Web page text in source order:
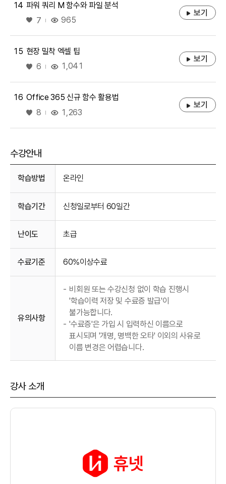
14 파워 쿼리 M 함수와 파일 분석
좋아요
7 965
보기
15 현장 밀착 엑셀 팁
좋아요
6 1,041
보기
16 Office 365 신규 함수 활용법
좋아요
8 1,263
보기
수강안내
학습방법 온라인
학습기간 신청일로부터 60일간
난이도 초급
수료기준 60%이상수료
유의사항
- 비회원 또는 수강신청 없이 학습 진행시
'학습이력 저장 및 수료증 발급'이
불가능합니다.
- '수료증'은 가입 시 입력하신 이름으로
표시되며 '개명, 명백한 오타' 이외의 사유로
이름 변경은 어렵습니다.
강사 소개